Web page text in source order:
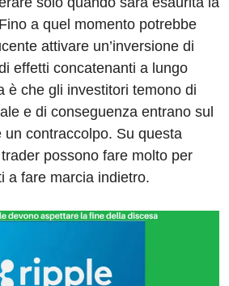
t
d
s
A
p
p
a
m
a quel momento potrebbe
attivare un’inversione di
effetti concatenanti a lungo
è che gli investitori temono di
e di conseguenza entrano sul
un contraccolpo. Su questa
trader possono fare molto per
a fare marcia indietro.